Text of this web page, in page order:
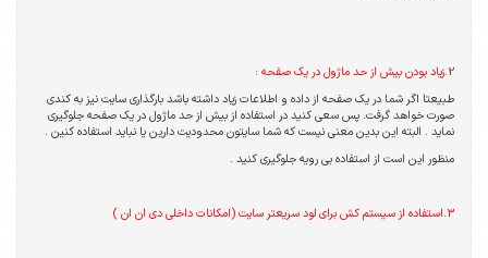
2.زیاد بودن بیش از حد ماژول در یک صفحه :
طبیعتا اگر شما در یک صفحه از داده و اطلاعات زیاد داشته باشد بارگذاری سایت نیز به کندی
صورت خواهد گرفت. پس سعی کنید در استفاده از بیش از حد ماژول در یک صفحه جلوگیری
نماید . البته این بدین معنی نیست که شما سایتون محدودیت دارین یا نباید استفاده کنین .
منظور این است از استفاده بی رویه جلوگیری کنید .
3.استفاده از سیستم کش برای لود سریعتر سایت (امکانات داخلی دی ان ان )